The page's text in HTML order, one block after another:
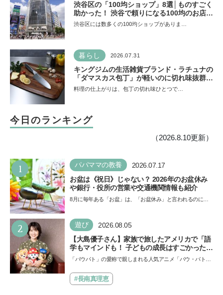
渋谷区の「100均ショップ」8選│ものすごく
助かった！ 渋谷で頼りになる100均のお店を
チェック
渋谷区には数多くの100均ショップがありま…
暮らし 2026.07.31
キングジムの生活雑貨ブランド・ラチュナの
「ダマスカス包丁」が軽いのに切れ味抜群！
“切れない”ストレスから卒業【プレゼントあ
料理の仕上がりは、包丁の切れ味ひとつで…
今日のランキング
（2026.8.10更新）
1 パパママの教養 2026.07.17
お盆は《祝日》じゃない？ 2026年のお盆休み
や銀行・役所の営業や交通機関情報も紹介
8月に毎年ある「お盆」は、「お盆休み」と言われるのに祝
盆…
2 遊び 2026.08.05
【大島優子さん】家族で旅したアメリカで「語
学もマインドも！ 子どもの成長はすごかった」
声優をつとめた映画『パウ・パトロール ザ・ダ
できると子どもに知ってほしい
「パウパト」の愛称で親しまれる人気アニメ「パウ・パトロ
ザ…
#長南真理恵